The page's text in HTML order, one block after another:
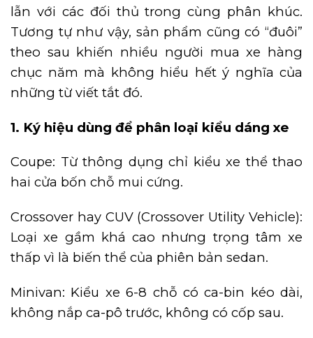
lẫn với các đối thủ trong cùng phân khúc.
Tương tự như vậy, sản phẩm cũng có “đuôi”
theo sau khiến nhiều người mua xe hàng
chục năm mà không hiểu hết ý nghĩa của
những từ viết tắt đó.
1. Ký hiệu dùng để phân loại kiểu dáng xe
Coupe: Từ thông dụng chỉ kiểu xe thể thao
hai cửa bốn chỗ mui cứng.
Crossover hay CUV (Crossover Utility Vehicle):
Loại xe gầm khá cao nhưng trọng tâm xe
thấp vì là biến thể của phiên bản sedan.
Minivan: Kiểu xe 6-8 chỗ có ca-bin kéo dài,
không nắp ca-pô trước, không có cốp sau.